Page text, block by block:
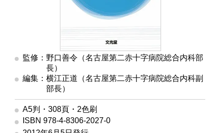
監修：野口善令（名古屋第二赤十字病院総合内科部
長）
編集：横江正道（名古屋第二赤十字病院総合内科副
部長）
A5判・308頁・2色刷
ISBN 978-4-8306-2027-0